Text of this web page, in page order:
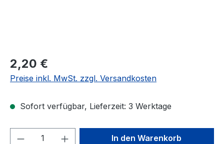
Regulärer Preis:
2,20 €
Preise inkl. MwSt. zzgl. Versandkosten
Sofort verfügbar, Lieferzeit: 3 Werktage
Produkt Anzahl: Gib denIn den Warenkorb